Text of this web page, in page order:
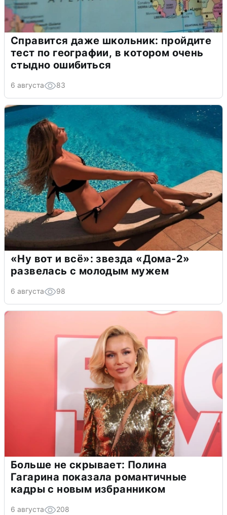
Справится даже школьник: пройдите
тест по географии, в котором очень
стыдно ошибиться
6 августа 83
«Ну вот и всё»: звезда «Дома-2»
развелась с молодым мужем
6 августа 98
Больше не скрывает: Полина
Гагарина показала романтичные
кадры с новым избранником
6 августа 208